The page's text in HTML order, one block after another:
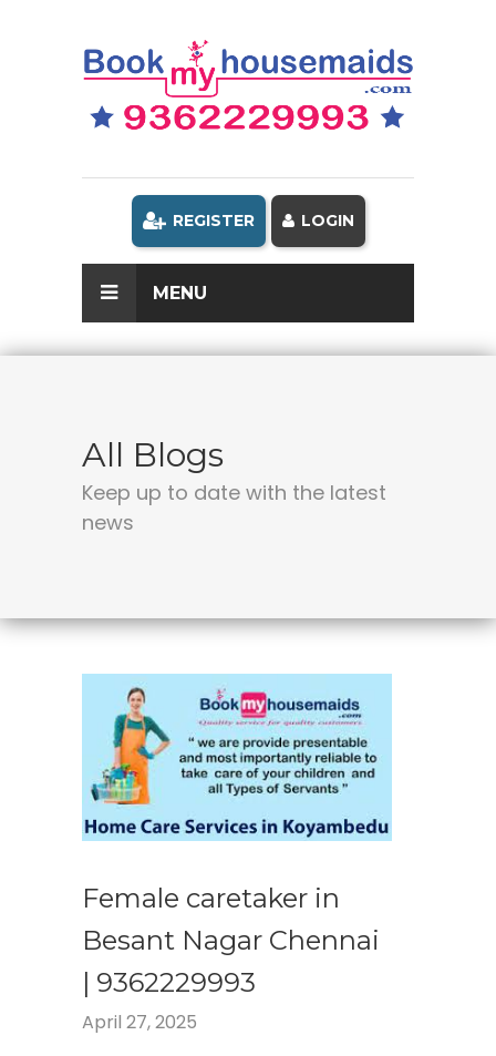
REGISTER LOGIN
MENU
All Blogs
Keep up to date with the latest
news
Female caretaker in
Besant Nagar Chennai
| 9362229993
April 27, 2025